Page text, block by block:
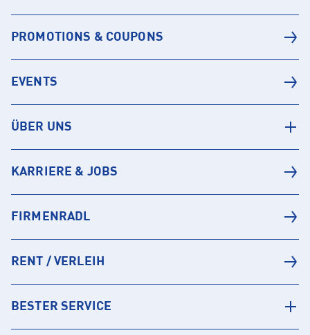
PROMOTIONS & COUPONS
EVENTS
ÜBER UNS
KARRIERE & JOBS
FIRMENRADL
RENT / VERLEIH
BESTER SERVICE